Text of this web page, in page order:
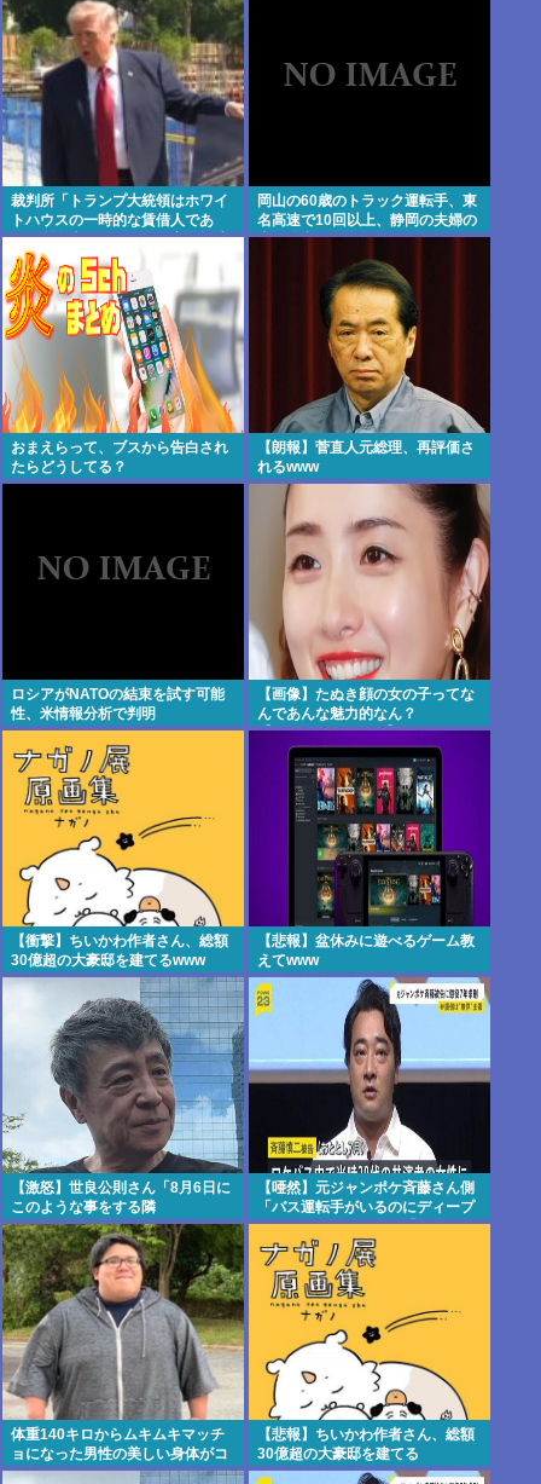
裁判所「トランプ大統領はホワイ
トハウスの一時的な賃借人であ
り、所有者ではない」、宴会場建
設の工事差し止め命令
岡山の60歳のトラック運転手、東
名高速で10回以上、静岡の夫婦の
車に追突
おまえらって、ブスから告白され
たらどうしてる？
【朗報】菅直人元総理、再評価さ
れるwww
ロシアがNATOの結束を試す可能
性、米情報分析で判明
【画像】たぬき顔の女の子ってな
んであんな魅力的なん？
【Pickup07091607】
【衝撃】ちいかわ作者さん、総額
30億超の大豪邸を建てるwww
【悲報】盆休みに遊べるゲーム教
えてwww
【激怒】世良公則さん「8月6日に
このような事をする隣
国」・・・・・・・・・
【唖然】元ジャンポケ斉藤さん側
「バス運転手がいるのにディープ
キスなんてできない」「Aさんの
供述には矛盾
点」・・・・・・・・・
体重140キロからムキムキマッチ
ョになった男性の美しい身体がコ
チラ！！！
【悲報】ちいかわ作者さん、総額
30億超の大豪邸を建てる